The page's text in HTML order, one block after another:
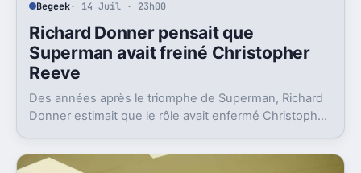
Begeek· 14 Juil · 23h00
Richard Donner pensait que
Superman avait freiné Christopher
Reeve
Des années après le triomphe de Superman, Richard
Donner estimait que le rôle avait enfermé Christopher
sortir.